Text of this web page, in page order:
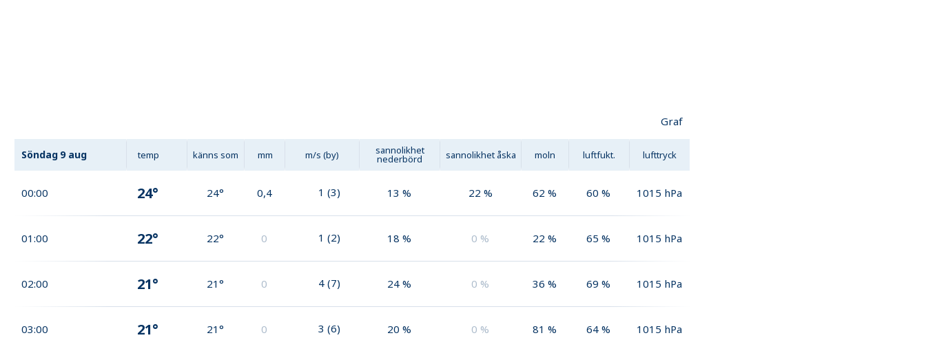
Graf
Söndag 9 aug temp känns som mm m/s (by) sannolikhet
nederbörd sannolikhet åska moln luftfukt. lufttryck
00:00 24° 24° 0,4 1 (3) 13 % 22 % 62 % 60 % 1015 hPa
01:00 22° 22° 0 1 (2) 18 % 0 % 22 % 65 % 1015 hPa
02:00 21° 21° 0 4 (7) 24 % 0 % 36 % 69 % 1015 hPa
03:00 21° 21° 0 3 (6) 20 % 0 % 81 % 64 % 1015 hPa